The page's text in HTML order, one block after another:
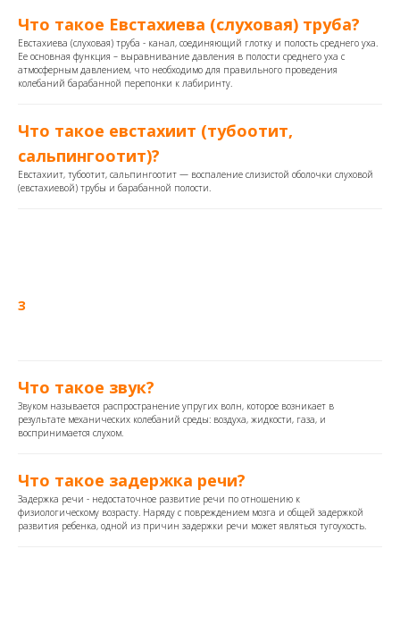
Что такое Евстахиева (слуховая) труба?
Евстахиева (слуховая) труба - канал, соединяющий глотку и полость среднего уха.
Ее основная функция – выравнивание давления в полости среднего уха с
атмосферным давлением, что необходимо для правильного проведения
колебаний барабанной перепонки к лабиринту.
Что такое евстахиит (тубоотит,
сальпингоотит)?
Евстахиит, тубоотит, сальпингоотит — воспаление слизистой оболочки слуховой
(евстахиевой) трубы и барабанной полости.
З
Что такое звук?
Звуком называется распространение упругих волн, которое возникает в
результате механических колебаний среды: воздуха, жидкости, газа, и
воспринимается слухом.
Что такое задержка речи?
Задержка речи - недостаточное развитие речи по отношению к
физиологическому возрасту. Наряду с повреждением мозга и общей задержкой
развития ребенка, одной из причин задержки речи может являться тугоухость.